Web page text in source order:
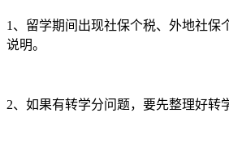
1、留学期间出现社保个税、外地社保
说明。
2、如果有转学分问题，要先整理好转